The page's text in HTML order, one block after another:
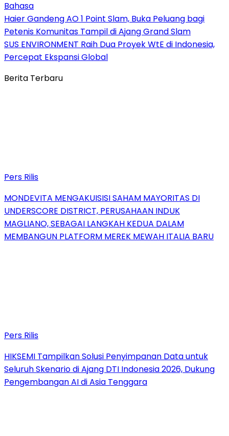
Bahasa
Haier Gandeng AO 1 Point Slam, Buka Peluang bagi
Petenis Komunitas Tampil di Ajang Grand Slam
SUS ENVIRONMENT Raih Dua Proyek WtE di Indonesia,
Percepat Ekspansi Global
Berita Terbaru
Pers Rilis
MONDEVITA MENGAKUISISI SAHAM MAYORITAS DI
UNDERSCORE DISTRICT, PERUSAHAAN INDUK
MAGLIANO, SEBAGAI LANGKAH KEDUA DALAM
MEMBANGUN PLATFORM MEREK MEWAH ITALIA BARU
Pers Rilis
HIKSEMI Tampilkan Solusi Penyimpanan Data untuk
Seluruh Skenario di Ajang DTI Indonesia 2026, Dukung
Pengembangan AI di Asia Tenggara